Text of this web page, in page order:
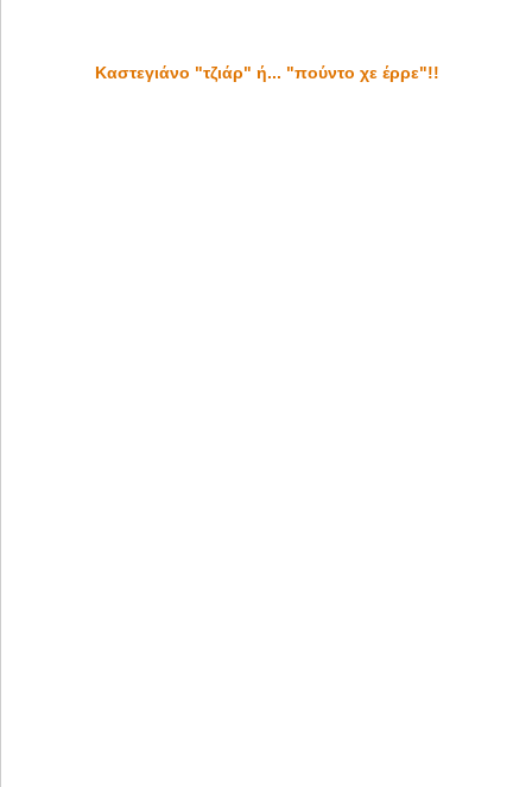
Καστεγιάνο "τζιάρ" ή... "πούντο χε έρρε"!!